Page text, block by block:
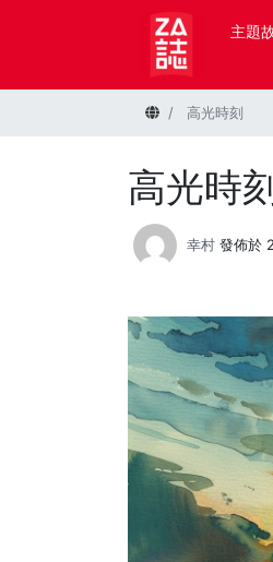
主題
首頁 高光時刻
高光時刻
幸村 發佈於